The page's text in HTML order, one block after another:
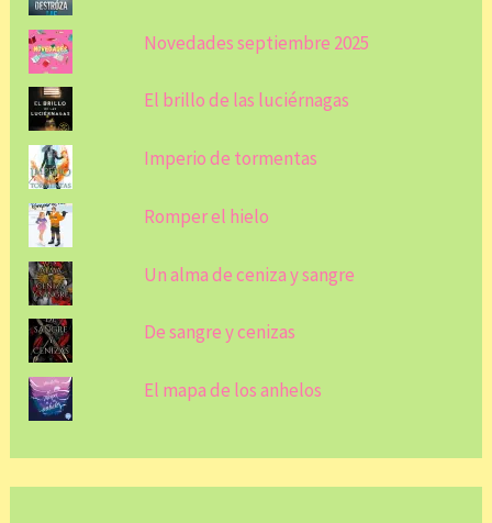
Novedades septiembre 2025
El brillo de las luciérnagas
Imperio de tormentas
Romper el hielo
Un alma de ceniza y sangre
De sangre y cenizas
El mapa de los anhelos